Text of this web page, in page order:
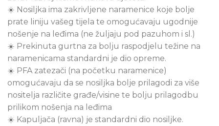
☀️ Nosiljka ima zakrivljene naramenice koje bolje
prate liniju vašeg tijela te omogućavaju ugodnije
nošenje na leđima (ne žuljaju pod pazuhom i sl.)
☀️ Prekinuta gurtna za bolju raspodjelu težine na
naramenicama standardni je dio opreme.
☀️ PFA zatezači (na početku naramenice)
omogućavaju da se nosiljka bolje prilagodi za više
nositelja različite građe/visine te bolju prilagodbu
prilikom nošenja na leđima
☀️ Kapuljača (ravna) je standardni dio nosiljke.